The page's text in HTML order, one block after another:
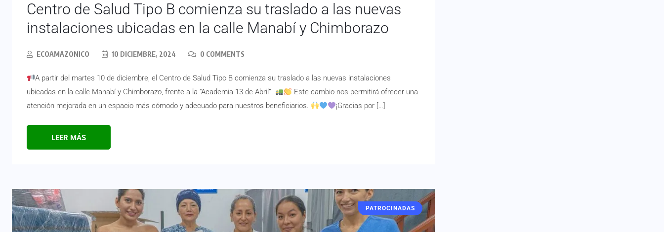
Centro de Salud Tipo B comienza su traslado a las nuevas
instalaciones ubicadas en la calle Manabí y Chimborazo
ECOAMAZONICO 10 DICIEMBRE, 2024 0 COMMENTS
A partir del martes 10 de diciembre, el Centro de Salud Tipo B comienza su traslado a las nuevas instalaciones
ubicadas en la calle Manabí y Chimborazo, frente a la “Academia 13 de Abril”.
Este cambio nos permitirá ofrecer una
atención mejorada en un espacio más cómodo y adecuado para nuestros beneficiarios.
¡Gracias por […]
LEER MÁS
PATROCINADAS